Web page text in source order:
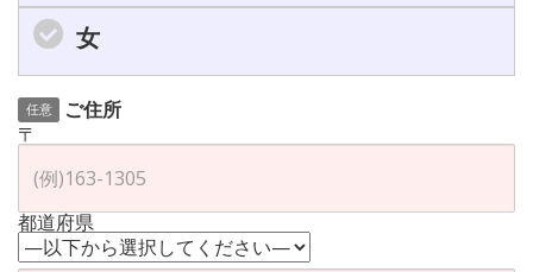
女
任意
ご住所
〒
都道府県